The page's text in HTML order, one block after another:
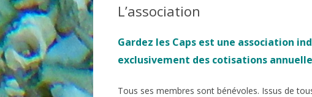
L’association
Gardez les Caps est une association
exclusivement des cotisations
Tous ses membres sont bénévoles. Issus de